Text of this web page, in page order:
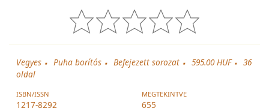
Vegyes Puha borítós Befejezett sorozat 595.00 HUF
36
oldal
ISBN/ISSN
1217-8292
MEGTEKINTVE
655